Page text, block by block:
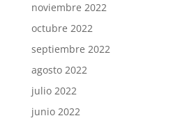
noviembre 2022
octubre 2022
septiembre 2022
agosto 2022
julio 2022
junio 2022